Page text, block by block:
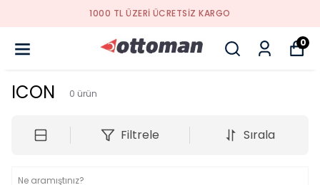
1000 TL ÜZERI ÜCRETSIZ KARGO
0
ICON 0 ürün
Filtrele Sırala